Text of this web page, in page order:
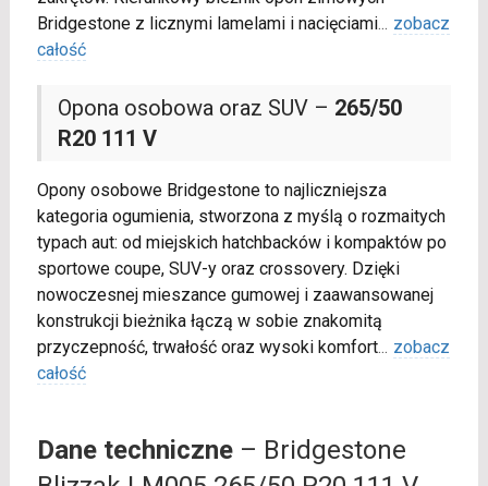
Bridgestone z licznymi lamelami i nacięciami... zobacz
całość
Opona osobowa oraz SUV – 265/50
R20 111 V
Opony osobowe Bridgestone to najliczniejsza
kategoria ogumienia, stworzona z myślą o rozmaitych
typach aut: od miejskich hatchbacków i kompaktów po
sportowe coupe, SUV-y oraz crossovery. Dzięki
nowoczesnej mieszance gumowej i zaawansowanej
konstrukcji bieżnika łączą w sobie znakomitą
przyczepność, trwałość oraz wysoki komfort... zobacz
całość
Dane techniczne– Bridgestone